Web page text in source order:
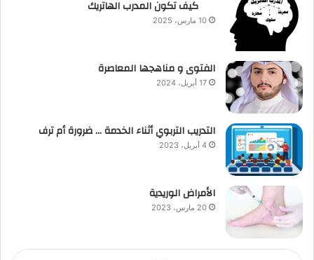
كيف تكون المدرب الهاتريك
10 مارس، 2025
الفتوى و مناهجها المعاصرة
17 أبريل، 2024
التدريب التربوي أثناء الخدمة … ضرورة أم ترف
4 أبريل، 2023
الأمراض الوريدية
20 مارس، 2023